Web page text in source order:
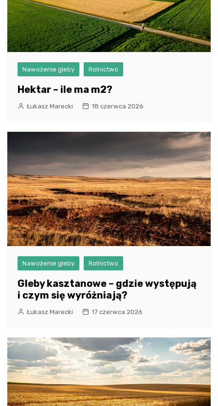
Nawożenie gleby Rolnictwo
Hektar – ile ma m2?
Łukasz Marecki 18 czerwca 2026
Nawożenie gleby Rolnictwo
Gleby kasztanowe – gdzie występują
i czym się wyróżniają?
Łukasz Marecki 17 czerwca 2026